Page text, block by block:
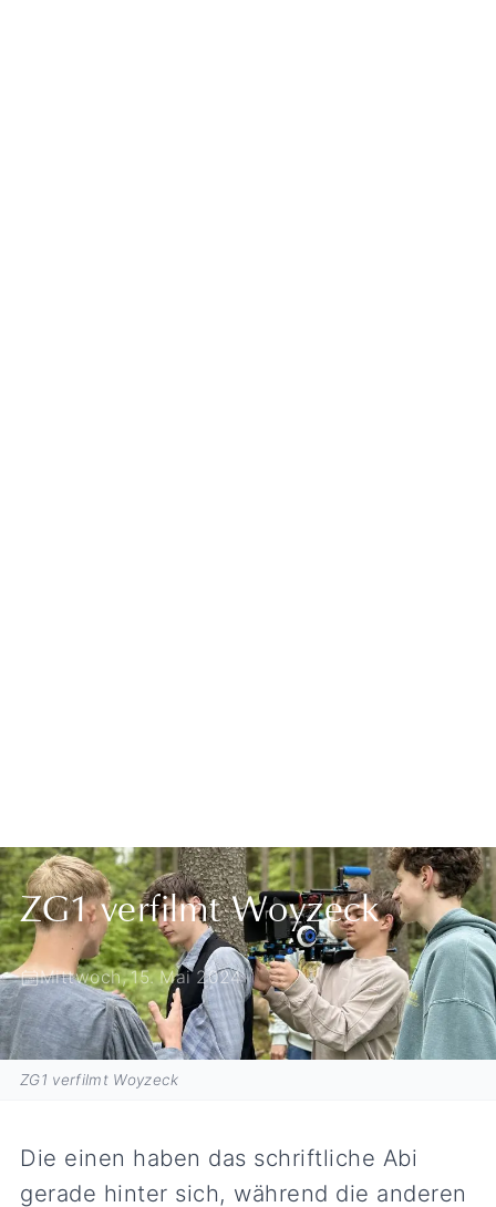
ZG1 verfilmt Woyzeck
Mittwoch, 15. Mai 2024
ZG1 verfilmt Woyzeck
Die einen haben das schriftliche Abi
gerade hinter sich, während die anderen